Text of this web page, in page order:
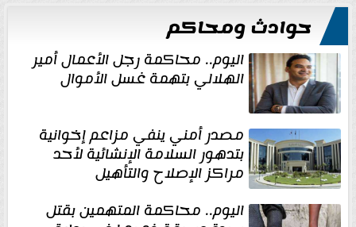
حوادث ومحاكم
اليوم.. محاكمة رجل الأعمال أمير
الهلالي بتهمة غسل الأموال
مصدر أمني ينفي مزاعم إخوانية
بتدهور السلامة الإنشائية لأحد
مراكز الإصلاح والتأهيل
اليوم.. محاكمة المتهمين بقتل